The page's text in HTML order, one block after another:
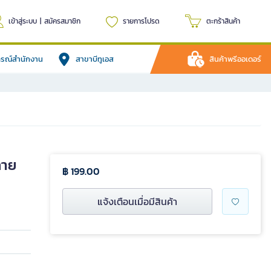
เข้าสู่ระบบ | สมัครสมาชิก รายการโปรด ตะกร้าสินค้า
รณ์สำนักงาน สาขาบีทูเอส สินค้าพรีออเดอร์
ย ฿ 199.00
แจ้งเตือนเมื่อมีสินค้า